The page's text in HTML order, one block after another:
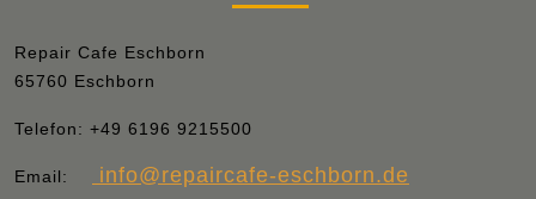
Repair Cafe Eschborn
65760 Eschborn
Telefon: +49 6196 9215500
Email: info@repaircafe-eschborn.de